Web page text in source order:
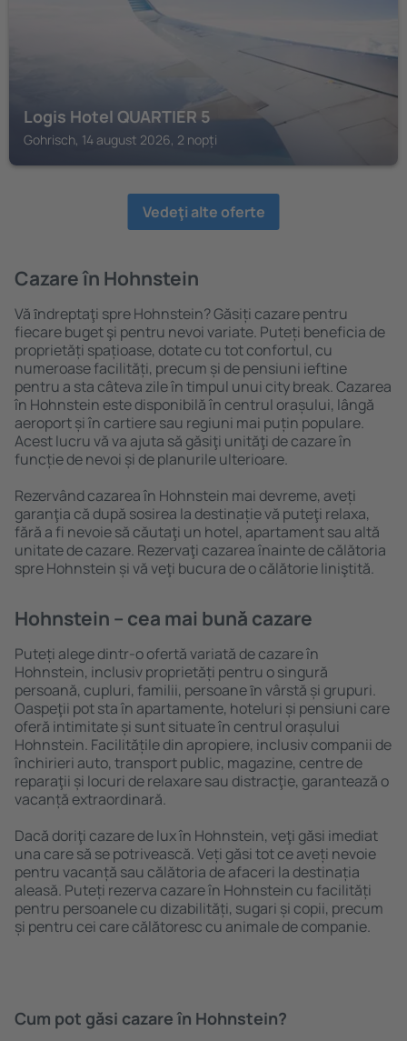
Logis Hotel QUARTIER 5
Gohrisch, 14 august 2026, 2 nopți
Vedeţi alte oferte
Cazare în Hohnstein
Vă ȋndreptaţi spre Hohnstein? Găsiți cazare pentru
fiecare buget şi pentru nevoi variate. Puteți beneficia de
proprietăți spațioase, dotate cu tot confortul, cu
numeroase facilități, precum și de pensiuni ieftine
pentru a sta câteva zile în timpul unui city break. Cazarea
în Hohnstein este disponibilă în centrul orașului, lângă
aeroport și în cartiere sau regiuni mai puțin populare.
Acest lucru vă va ajuta să găsiţi unităţi de cazare în
funcție de nevoi și de planurile ulterioare.
Rezervând cazarea în Hohnstein mai devreme, aveți
garanţia că după sosirea la destinație vă puteţi relaxa,
fără a fi nevoie să căutaţi un hotel, apartament sau altă
unitate de cazare. Rezervaţi cazarea înainte de călătoria
spre Hohnstein și vă veţi bucura de o călătorie liniştită.
Hohnstein – cea mai bună cazare
Puteți alege dintr-o ofertă variată de cazare în
Hohnstein, inclusiv proprietăți pentru o singură
persoană, cupluri, familii, persoane ȋn vârstă și grupuri.
Oaspeţii pot sta în apartamente, hoteluri și pensiuni care
oferă intimitate și sunt situate în centrul orașului
Hohnstein. Facilitățile din apropiere, inclusiv companii de
închirieri auto, transport public, magazine, centre de
reparaţii și locuri de relaxare sau distracţie, garantează o
vacanță extraordinară.
Dacă doriţi cazare de lux în Hohnstein, veţi găsi imediat
una care să se potrivească. Veți găsi tot ce aveți nevoie
pentru vacanță sau călătoria de afaceri la destinația
aleasă. Puteți rezerva cazare în Hohnstein cu facilități
pentru persoanele cu dizabilități, sugari și copii, precum
și pentru cei care călătoresc cu animale de companie.
Cum pot găsi cazare în Hohnstein?